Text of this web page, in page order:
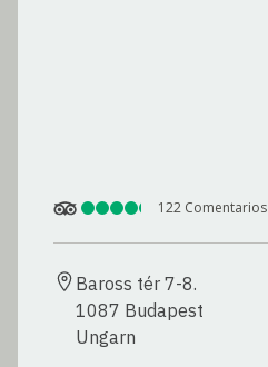
122 Comentarios
Baross tér 7-8.
1087 Budapest
Ungarn